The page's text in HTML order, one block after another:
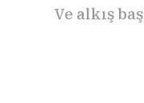
Ve alkış